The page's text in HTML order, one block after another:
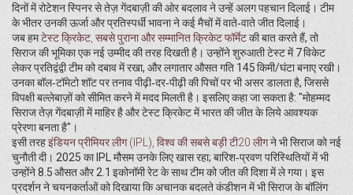
दिनों में रोटेशन स्पिनर से तेज़ गेंदबाज़ी की ओर बदलाव ने उन्हें अलग पहचान दिलाई। टीम
के भीतर उनकी ऊर्जा और प्रतिस्पर्धी भावना ने कई मैचों में वाते‑वाते जीत दिलाई।
जब हमटेस्ट क्रिकेट सबसे पुराना और सम्मानित क्रिकेट फॉर्मेटकी बात करते हैं, तो
सिराज की भूमिका एक नई उम्मीद की तरह दिखती है। उन्होंने शुरुआती टेस्ट में 7 विकेट
लेकर प्रतिद्वंद्वी टीम को दबाव में रखा, और लगातार औसत गति 145 किमी/घंटा बनाए रखी।
उनका बॉल‑टॉमेटो शॉट पर तनाव पीढ़ी‑दर‑पीढ़ी की पिचों पर भी असर डालता है, जिससे
विपक्षी बल्लेबाज़ों को सीमित करने में मदद मिलती है। इसलिए कहा जा सकता है: "मोहम्मद
सिराज तेज़ गेंदबाज़ी में माहिर है और टेस्ट क्रिकेट में भारत की जीत के लिये आवश्यक
प्रेरणा बनता है"।
इसी तरहइंडियन प्रीमियर लीग (IPL) विश्व की सबसे बड़ी टी20 लीगने भी सिराज को नई
चुनौती दी। 2025 का IPL मौसम उनके लिए खास रहा; बारिश‑प्रवण परिस्थितियों में भी
उन्होंने 8.5 औसत और 2.1 इकोनॉमी रेट के साथ टीम को जीत की दिशा में ले गया। इस
प्रदर्शन ने चयनकर्ताओं को दिखाया कि अचानक बदलते कंडीशन में भी सिराज के बॉलिंग